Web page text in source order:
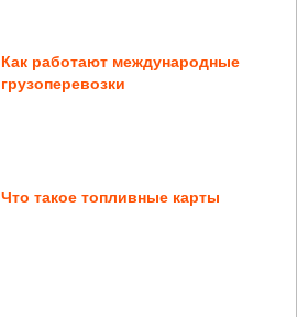
Как работают международные
грузоперевозки
Что такое топливные карты